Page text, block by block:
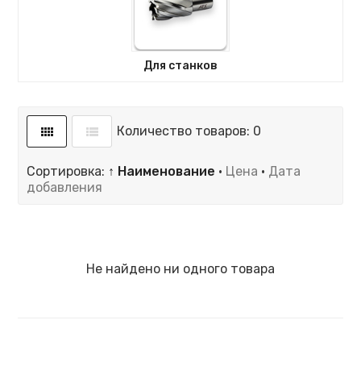
Для станков
Количество товаров: 0
Сортировка: ↑ Наименование · Цена · Дата
добавления
Не найдено ни одного товара